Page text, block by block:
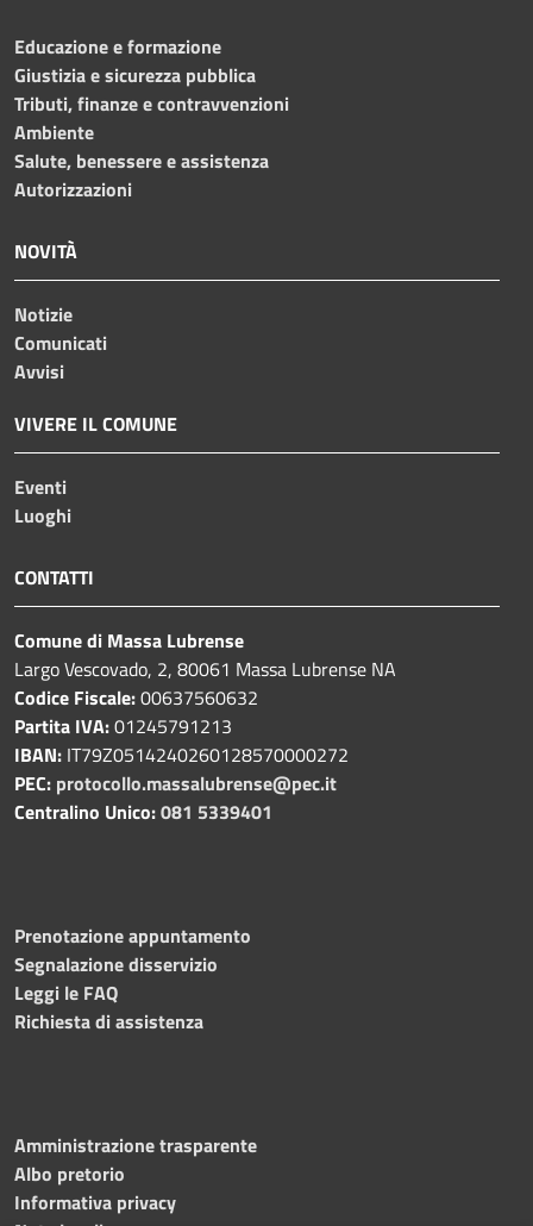
Educazione e formazione
Giustizia e sicurezza pubblica
Tributi, finanze e contravvenzioni
Ambiente
Salute, benessere e assistenza
Autorizzazioni
NOVITÀ
Notizie
Comunicati
Avvisi
VIVERE IL COMUNE
Eventi
Luoghi
CONTATTI
Comune di Massa Lubrense
Largo Vescovado, 2, 80061 Massa Lubrense NA
Codice Fiscale:00637560632
Partita IVA:01245791213
IBAN: IT79Z0514240260128570000272
PEC: protocollo.massalubrense@pec.it
Centralino Unico:081 5339401
Prenotazione appuntamento
Segnalazione disservizio
Leggi le FAQ
Richiesta di assistenza
Amministrazione trasparente
Albo pretorio
Informativa privacy